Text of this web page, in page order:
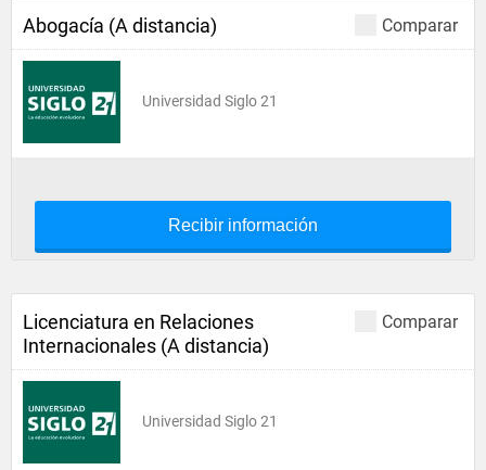
Comparar
Abogacía (A distancia)
Universidad Siglo 21
Recibir información
Comparar
Licenciatura en Relaciones
Internacionales (A distancia)
Universidad Siglo 21